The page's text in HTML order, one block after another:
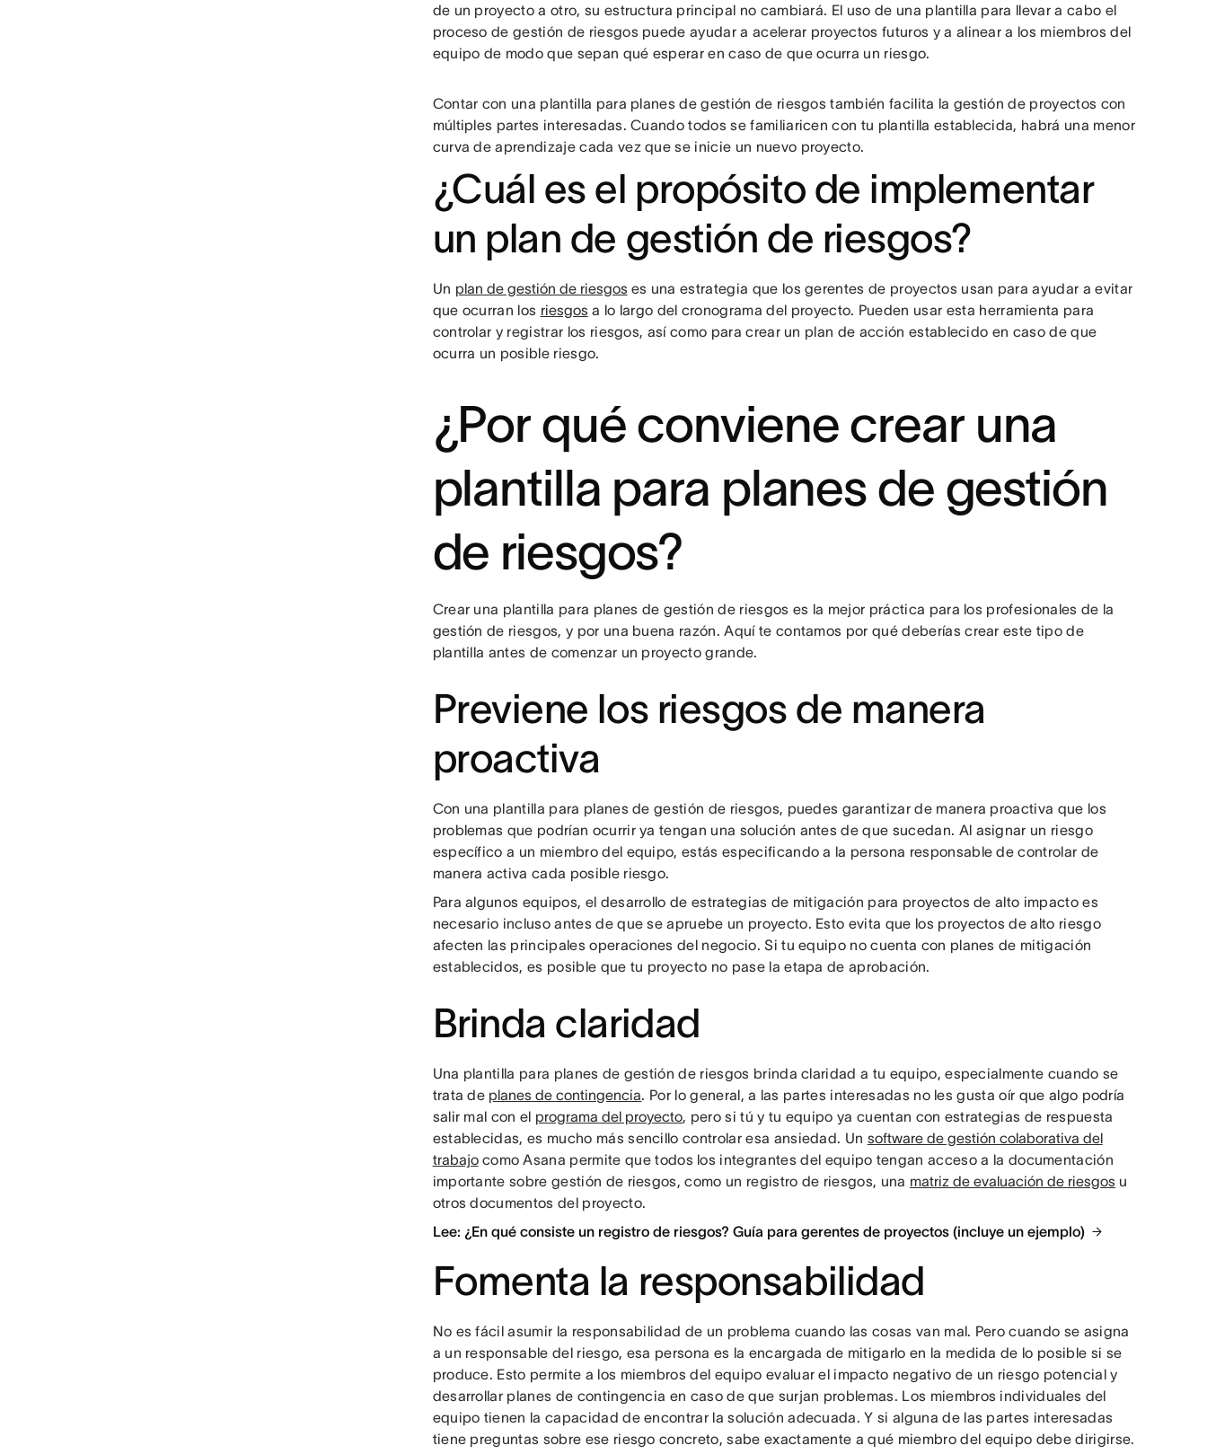
de un proyecto a otro, su estructura principal no cambiará. El uso de una plantilla para llevar a cabo el
proceso de gestión de riesgos puede ayudar a acelerar proyectos futuros y a alinear a los miembros del
equipo de modo que sepan qué esperar en caso de que ocurra un riesgo.
Contar con una plantilla para planes de gestión de riesgos también facilita la gestión de proyectos con
múltiples partes interesadas. Cuando todos se familiaricen con tu plantilla establecida, habrá una menor
curva de aprendizaje cada vez que se inicie un nuevo proyecto.
¿Cuál es el propósito de implementar
un plan de gestión de riesgos?
Un plan de gestión de riesgos es una estrategia que los gerentes de proyectos usan para ayudar a evitar
que ocurran los riesgos a lo largo del cronograma del proyecto. Pueden usar esta herramienta para
controlar y registrar los riesgos, así como para crear un plan de acción establecido en caso de que
ocurra un posible riesgo.
¿Por qué conviene crear una
plantilla para planes de gestión
de riesgos?
Crear una plantilla para planes de gestión de riesgos es la mejor práctica para los profesionales de la
gestión de riesgos, y por una buena razón. Aquí te contamos por qué deberías crear este tipo de
plantilla antes de comenzar un proyecto grande.
Previene los riesgos de manera
proactiva
Con una plantilla para planes de gestión de riesgos, puedes garantizar de manera proactiva que los
problemas que podrían ocurrir ya tengan una solución antes de que sucedan. Al asignar un riesgo
específico a un miembro del equipo, estás especificando a la persona responsable de controlar de
manera activa cada posible riesgo.
Para algunos equipos, el desarrollo de estrategias de mitigación para proyectos de alto impacto es
necesario incluso antes de que se apruebe un proyecto. Esto evita que los proyectos de alto riesgo
afecten las principales operaciones del negocio. Si tu equipo no cuenta con planes de mitigación
establecidos, es posible que tu proyecto no pase la etapa de aprobación.
Brinda claridad
Una plantilla para planes de gestión de riesgos brinda claridad a tu equipo, especialmente cuando se
trata de planes de contingencia. Por lo general, a las partes interesadas no les gusta oír que algo podría
salir mal con el programa del proyecto, pero si tú y tu equipo ya cuentan con estrategias de respuesta
establecidas, es mucho más sencillo controlar esa ansiedad. Un software de gestión colaborativa del
trabajocomo Asana permite que todos los integrantes del equipo tengan acceso a la documentación
importante sobre gestión de riesgos, como un registro de riesgos, una matriz de evaluación de riesgos u
otros documentos del proyecto.
Lee: ¿En qué consiste un registro de riesgos? Guía para gerentes de proyectos (incluye un ejemplo)
Fomenta la responsabilidad
No es fácil asumir la responsabilidad de un problema cuando las cosas van mal. Pero cuando se asigna
a un responsable del riesgo, esa persona es la encargada de mitigarlo en la medida de lo posible si se
produce. Esto permite a los miembros del equipo evaluar el impacto negativo de un riesgo potencial y
desarrollar planes de contingencia en caso de que surjan problemas. Los miembros individuales del
equipo tienen la capacidad de encontrar la solución adecuada. Y si alguna de las partes interesadas
tiene preguntas sobre ese riesgo concreto, sabe exactamente a qué miembro del equipo debe dirigirse.